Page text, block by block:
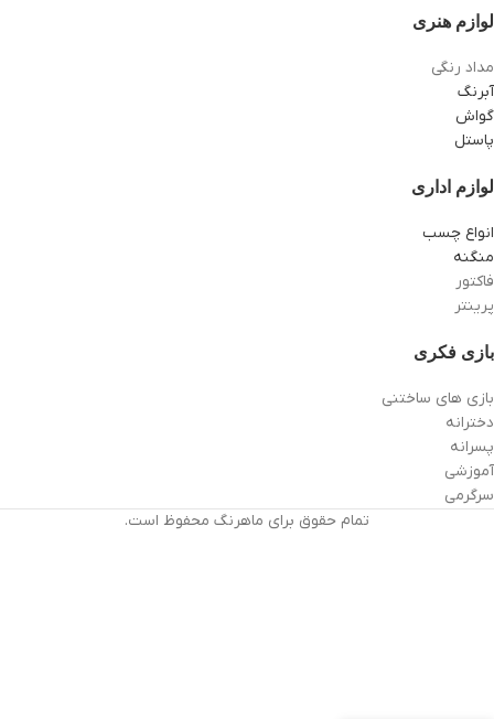
لوازم هنری
مداد رنگی
آبرنگ
گواش
پاستل
لوازم اداری
انواع چسب
منگنه
فاکتور
پرینتر
بازی فکری
بازی های ساختنی
دخترانه
پسرانه
آموزشی
سرگرمی
تمام حقوق برای ماهرنگ محفوظ است.